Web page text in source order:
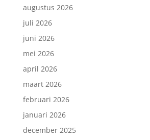
augustus 2026
juli 2026
juni 2026
mei 2026
april 2026
maart 2026
februari 2026
januari 2026
december 2025